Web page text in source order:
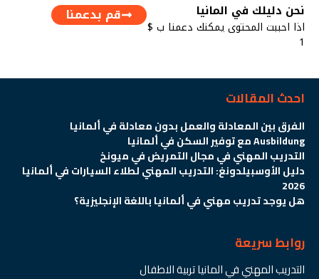
نحن دليلك في المانيا
اذا احببت المحتوى يمكنك دعمنا ب $
1
قم بدعمنا
احدث المقالات
الفرق بين المعادلة والعمل بدون معادلة في ألمانيا
Ausbildung مع توفير السكن في ألمانيا
التدريب المهني في مجال التمريض في ميونخ
دليل الأوسبيلدونغ: التدريب المهني لطلاء السيارات في ألمانيا
2026
هل يوجد تدريب مهني في ألمانيا باللغة الإنجليزية؟
روابط سريعة
التدريب المهني في المانيا تربية الاطفال